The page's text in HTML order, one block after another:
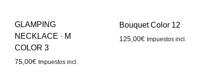
GLAMPING
NECKLACE · M
COLOR 3
75,00€ Impuestos incl.
Bouquet Color 12
125,00€ Impuestos incl.